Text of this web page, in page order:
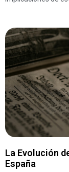
La Evolución
España